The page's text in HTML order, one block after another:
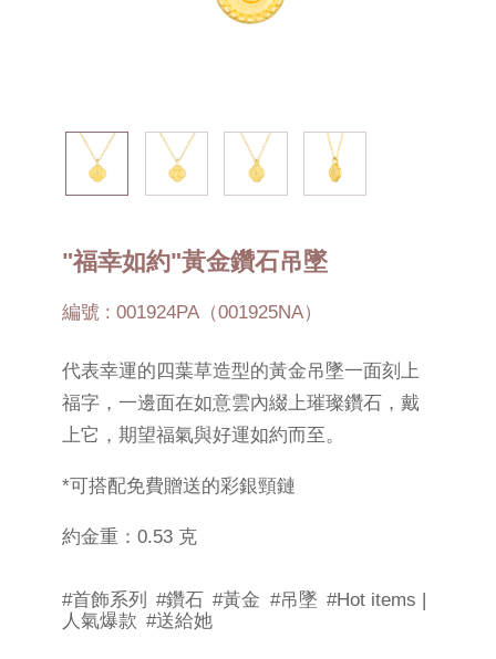
"福幸如約"黃金鑽石吊墜
編號 : 001924PA（001925NA）
代表幸運的四葉草造型的黃金吊墜一面刻上
福字，一邊面在如意雲內綴上璀璨鑽石，戴
上它，期望福氣與好運如約而至。
*可搭配免費贈送的彩銀頸鏈
約金重：0.53 克
#首飾系列 #鑽石 #黃金 #吊墜 #Hot items |
人氣爆款 #送給她